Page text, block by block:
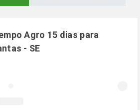
Agro 15 dias para
- SE